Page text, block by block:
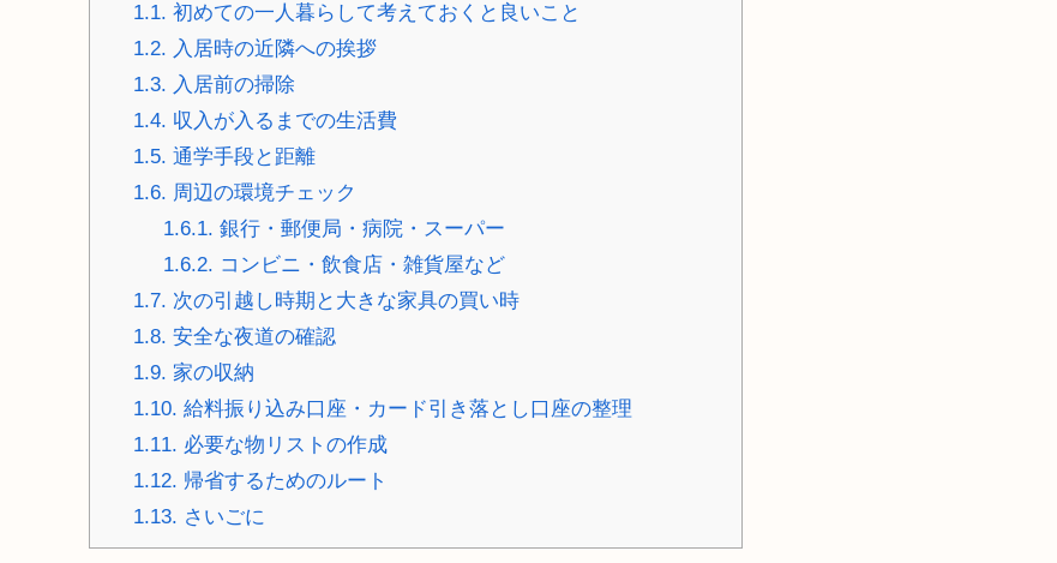
1.1. 初めての一人暮らして考えておくと良いこと
1.2. 入居時の近隣への挨拶
1.3. 入居前の掃除
1.4. 収入が入るまでの生活費
1.5. 通学手段と距離
1.6. 周辺の環境チェック
1.6.1. 銀行・郵便局・病院・スーパー
1.6.2. コンビニ・飲食店・雑貨屋など
1.7. 次の引越し時期と大きな家具の買い時
1.8. 安全な夜道の確認
1.9. 家の収納
1.10. 給料振り込み口座・カード引き落とし口座の整理
1.11. 必要な物リストの作成
1.12. 帰省するためのルート
1.13. さいごに